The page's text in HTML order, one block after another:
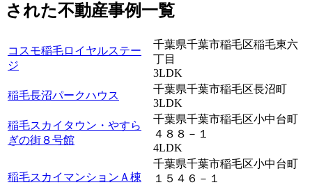
された不動産事例一覧
コスモ稲毛ロイヤルステー
ジ
千葉県千葉市稲毛区稲毛東六
丁目
3LDK
稲毛長沼パークハウス
千葉県千葉市稲毛区長沼町
3LDK
稲毛スカイタウン・やすら
ぎの街８号館
千葉県千葉市稲毛区小中台町
４８８－１
4LDK
稲毛スカイマンションＡ棟
千葉県千葉市稲毛区小中台町
１５４６－１